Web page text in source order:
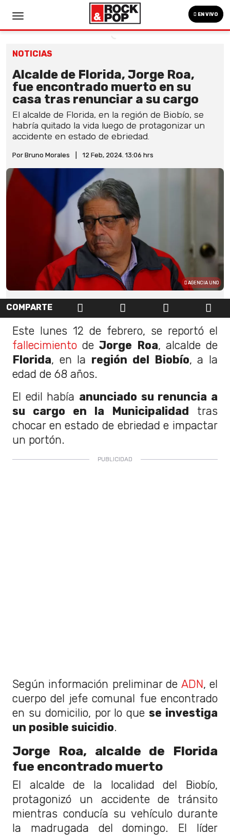
EN VIVO
NOTICIAS
Alcalde de Florida, Jorge Roa,
fue encontrado muerto en su
casa tras renunciar a su cargo
El alcalde de Florida, en la región de Biobío, se
habría quitado la vida luego de protagonizar un
accidente en estado de ebriedad.
Por Bruno Morales 12 Feb, 2024. 13:06 hrs
AGENCIA UNO
COMPARTE
Este lunes 12 de febrero, se reportó el
fallecimiento deJorge Roa, alcalde de
Florida, en la región del Biobío, a la
edad de 68 años.
El edil había anunciado su renuncia a
su cargo en la Municipalidad tras
chocar en estado de ebriedad e impactar
un portón.
Según información preliminar de ADN, el
cuerpo del jefe comunal fue encontrado
en su domicilio, por lo quese investiga
un posible suicidio.
Jorge Roa, alcalde de Florida
fue encontrado muerto
El alcalde de la localidad del Biobío,
protagonizó un accidente de tránsito
mientras conducía su vehículo durante
la madrugada del domingo. El líder